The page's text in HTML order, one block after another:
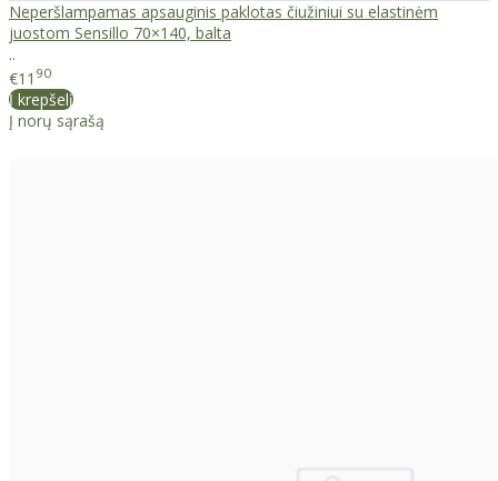
Neperšlampamas apsauginis paklotas čiužiniui su elastinėm
juostom Sensillo 70×140, balta
..
€11 90
Į krepšelį
Į norų sąrašą